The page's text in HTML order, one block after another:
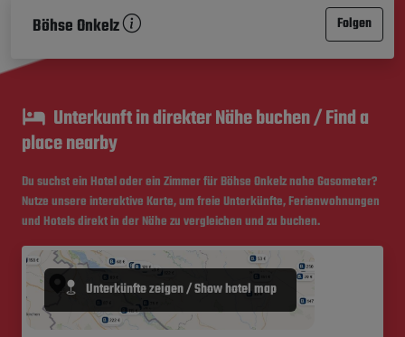
Böhse Onkelz Folgen
Unterkunft in direkter Nähe buchen / Find a
place nearby
Du suchst ein Hotel oder ein Zimmer für Böhse Onkelz naheGasometer?
Nutze unsere interaktive Karte, um freie Unterkünfte, Ferienwohnungen
und Hotels direkt in der Nähe zu vergleichen und zu buchen.
Unterkünfte zeigen / Show hotel map